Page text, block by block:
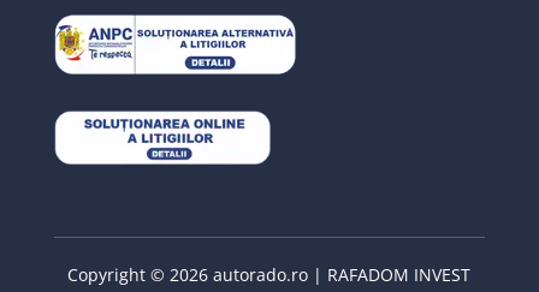
Copyright © 2026 autorado.ro | RAFADOM INVEST